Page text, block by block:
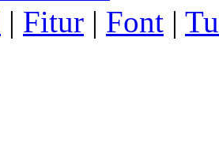
| Fitur | Font |